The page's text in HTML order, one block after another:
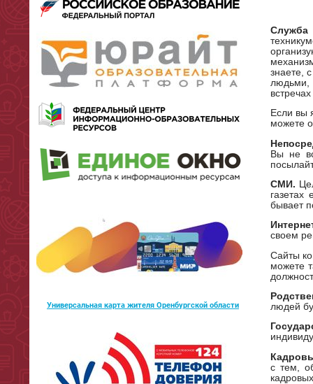
Универсальная карта жителя Оренбургской области
Служба
знаете,
людьми,
Если вы
можете
Вы не
СМИ.
бывает
своем
Сайты
можете
людей
с тем,